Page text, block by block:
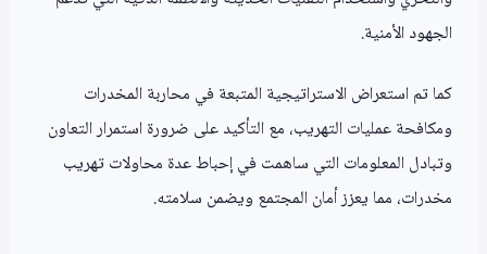
الجهود الأمنية.
كما تم استعراض الاستراتيجية المتبعة في محاربة المخدرات
ومكافحة عمليات التهريب، مع التأكيد على ضرورة استمرار التعاون
وتبادل المعلومات التي ساهمت في إحباط عدة محاولات تهريب
مخدرات، مما يعزز أمان المجتمع ويضمن سلامته.